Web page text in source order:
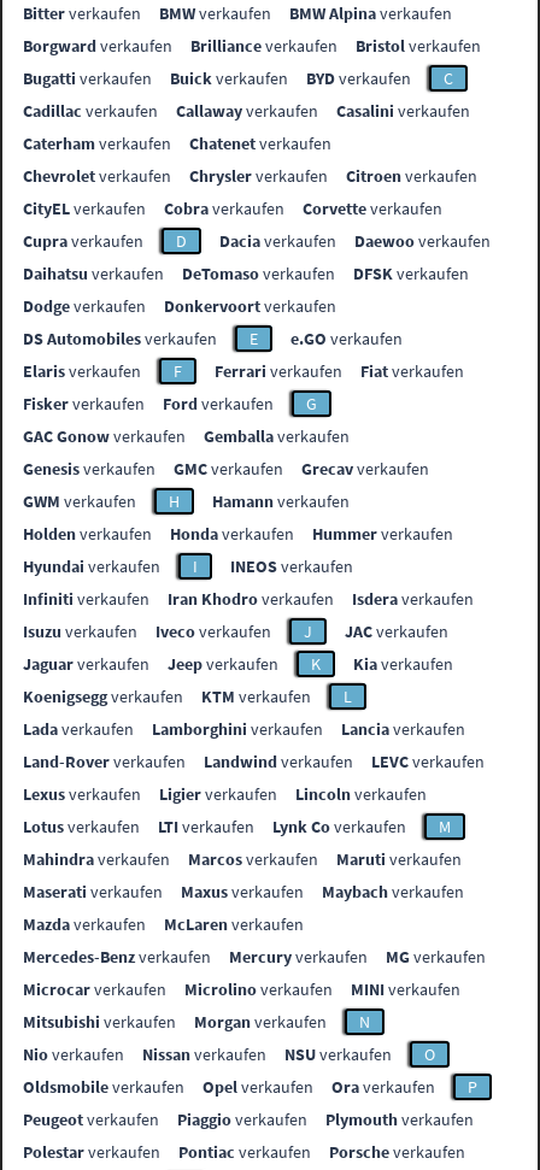
Bitterverkaufen BMWverkaufen BMW Alpinaverkaufen
Borgwardverkaufen Brillianceverkaufen Bristolverkaufen
Bugatti verkaufen Buickverkaufen BYDverkaufen
C
Cadillac verkaufen Callawayverkaufen Casalini verkaufen
Caterhamverkaufen Chatenetverkaufen
Chevroletverkaufen Chryslerverkaufen Citroenverkaufen
CityELverkaufen Cobraverkaufen Corvetteverkaufen
Cupraverkaufen D Daciaverkaufen Daewooverkaufen
Daihatsu verkaufen DeTomasoverkaufen DFSKverkaufen
Dodgeverkaufen Donkervoortverkaufen
DS Automobilesverkaufen E e.GO verkaufen
Elarisverkaufen F Ferrari verkaufen Fiatverkaufen
Fiskerverkaufen Fordverkaufen
G
GAC Gonowverkaufen Gemballaverkaufen
Genesisverkaufen GMCverkaufen Grecavverkaufen
GWM verkaufen H Hamannverkaufen
Holdenverkaufen Hondaverkaufen Hummerverkaufen
Hyundai verkaufen I INEOSverkaufen
Infiniti verkaufen Iran Khodroverkaufen Isderaverkaufen
Isuzu verkaufen Ivecoverkaufen J JACverkaufen
Jaguarverkaufen Jeepverkaufen K Kiaverkaufen
Koenigseggverkaufen KTM verkaufen
L
Ladaverkaufen Lamborghini verkaufen Lanciaverkaufen
Land-Roververkaufen Landwindverkaufen LEVCverkaufen
Lexusverkaufen Ligierverkaufen Lincolnverkaufen
Lotusverkaufen LTIverkaufen Lynk Coverkaufen
M
Mahindraverkaufen Marcosverkaufen Maruti verkaufen
Maserati verkaufen Maxusverkaufen Maybachverkaufen
Mazdaverkaufen McLarenverkaufen
Mercedes-Benzverkaufen Mercuryverkaufen MGverkaufen
Microcarverkaufen Microlinoverkaufen MINIverkaufen
Mitsubishi verkaufen Morganverkaufen
N
Nioverkaufen Nissanverkaufen NSUverkaufen
O
Oldsmobileverkaufen Opelverkaufen Oraverkaufen
P
Peugeotverkaufen Piaggioverkaufen Plymouthverkaufen
Polestarverkaufen Pontiac verkaufen Porscheverkaufen